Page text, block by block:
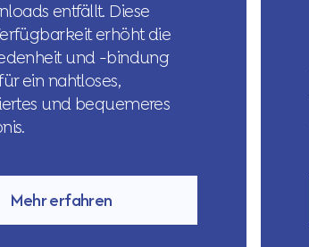
entfällt. Diese
erhöht die
und -bindung
ein nahtloses,
und bequemeres
Mehr erfahren